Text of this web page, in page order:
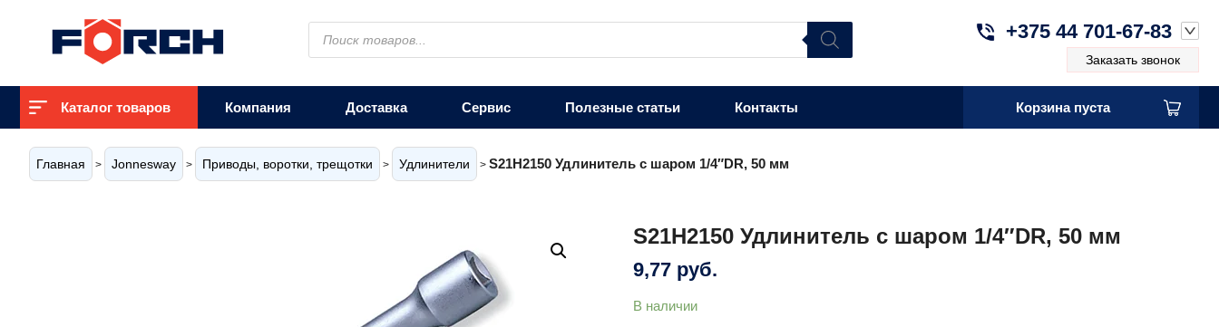
Поиск
товаров
+375 44 701-67-83
Заказать звонок
Каталог товаров Компания Доставка Сервис Полезные статьи Контакты Корзина пуста
Главная > Jonnesway > Приводы, воротки, трещотки > Удлинители > S21H2150 Удлинитель с шаром 1/4″DR, 50 мм
S21H2150 Удлинитель с шаром 1/4″DR, 50 мм
9,77 руб.
В наличии